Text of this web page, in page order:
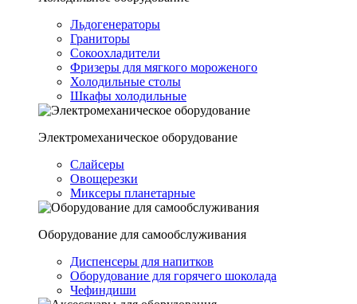
Льдогенераторы
Граниторы
Сокоохладители
Фризеры для мягкого мороженого
Холодильные столы
Шкафы холодильные
Электромеханическое оборудование
Слайсеры
Овощерезки
Миксеры планетарные
Оборудование для самообслуживания
Диспенсеры для напитков
Оборудование для горячего шоколада
Чефиндиши